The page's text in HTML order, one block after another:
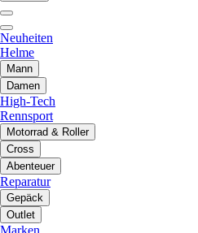
Neuheiten
Helme
Mann
Damen
High-Tech
Rennsport
Motorrad & Roller
Cross
Abenteuer
Reparatur
Gepäck
Outlet
Marken